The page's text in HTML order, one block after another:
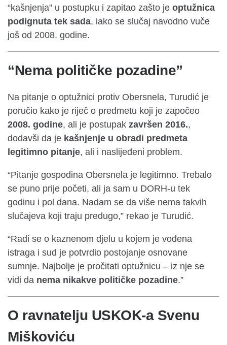
“kašnjenja” u postupku i zapitao zašto je optužnica
podignuta tek sada, iako se slučaj navodno vuče
još od 2008. godine.
“Nema političke pozadine”
Na pitanje o optužnici protiv Obersnela, Turudić je
poručio kako je riječ o predmetu koji je započeo
2008. godine, ali je postupak završen 2016.,
dodavši da je kašnjenje u obradi predmeta
legitimno pitanje, ali i naslijeđeni problem.
“Pitanje gospodina Obersnela je legitimno. Trebalo
se puno prije početi, ali ja sam u DORH-u tek
godinu i pol dana. Nadam se da više nema takvih
slučajeva koji traju predugo,” rekao je Turudić.
“Radi se o kaznenom djelu u kojem je vođena
istraga i sud je potvrdio postojanje osnovane
sumnje. Najbolje je pročitati optužnicu – iz nje se
vidi da nema nikakve političke pozadine.”
O ravnatelju USKOK-a Svenu
Miškoviću